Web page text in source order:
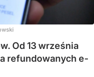
Od 13 września
refundowanych e-